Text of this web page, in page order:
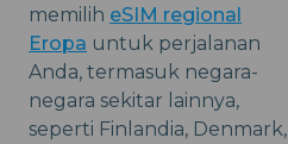
memilih eSIM regional
Eropa untuk perjalanan
Anda, termasuk negara-
negara sekitar lainnya,
seperti Finlandia, Denmark,